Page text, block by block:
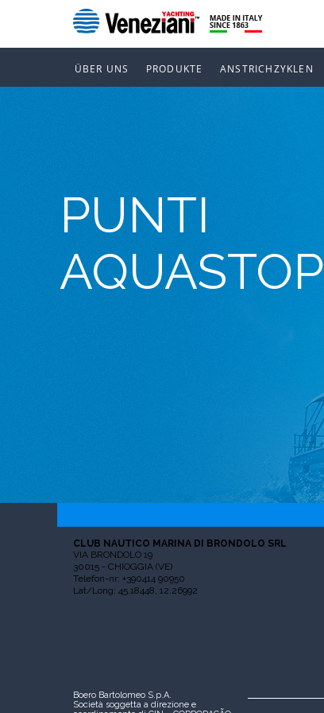
ÜBER UNS PRODUKTE ANSTRICHZYKLEN
PUNTI
AQUASTOP
CLUB NAUTICO MARINA DI BRONDOLO SRL
VIA BRONDOLO 19
30015 - CHIOGGIA (VE)
Telefon-nr: +390414 90950
Lat/Long: 45.18448, 12.26992
Boero Bartolomeo S.p.A.
Società soggetta a direzione e